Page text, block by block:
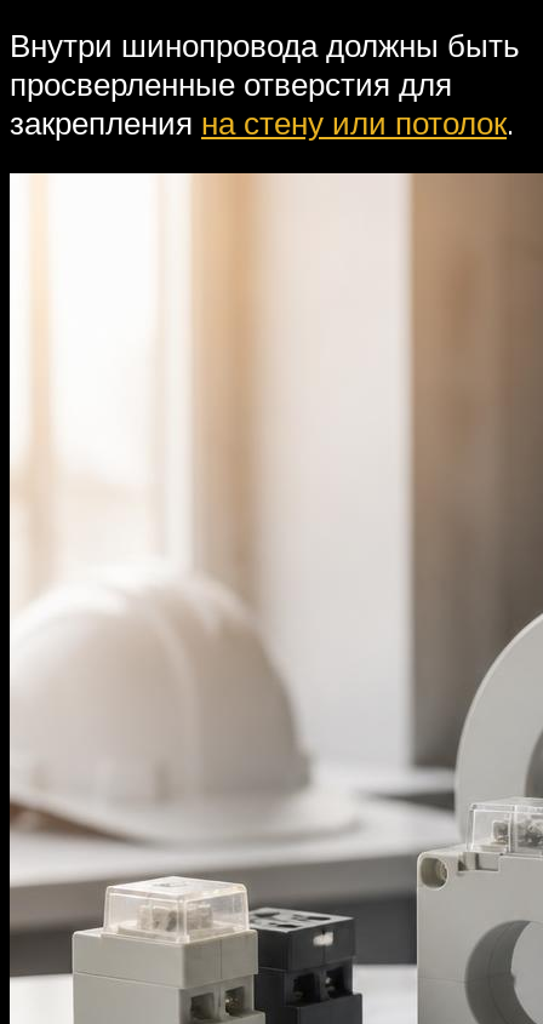
Внутри шинопровода должны быть
просверленные отверстия для
закрепления на стену или потолок.